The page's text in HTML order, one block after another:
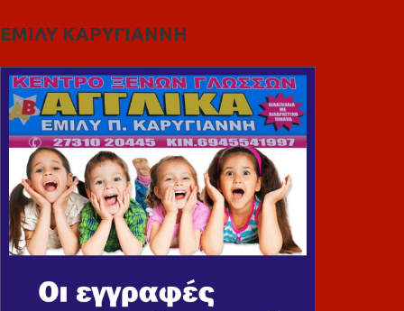
ΕΜΙΛΥ ΚΑΡΥΓΙΑΝΝΗ